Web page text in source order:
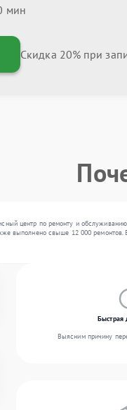
мин
Скидка 20% при
центр по ремонту и
выполнено свыше 12 000
Быстрая
Выясним причину